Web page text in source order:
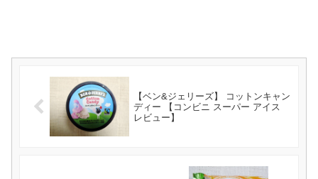
【ベン&ジェリーズ】 コットンキャン
ディー 【コンビニ スーパー アイス
レビュー】